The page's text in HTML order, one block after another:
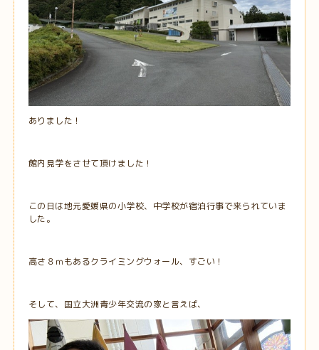
ありました！
館内見学をさせて頂けました！
この日は地元愛媛県の小学校、中学校が宿泊行事で来られていま
した。
高さ８ｍもあるクライミングウォール、すごい！
そして、国立大洲青少年交流の家と言えば、